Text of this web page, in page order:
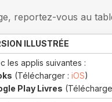
reportez-vous au
ILLUSTRÉE
les applis suivantes :
(Télécharger : iOS)
Play Livres